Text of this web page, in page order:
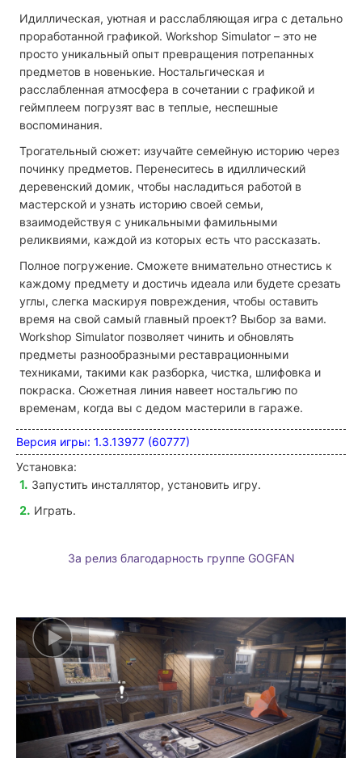
Идиллическая, уютная и расслабляющая игра с детально
проработанной графикой. Workshop Simulator – это не
просто уникальный опыт превращения потрепанных
предметов в новенькие. Ностальгическая и
расслабленная атмосфера в сочетании с графикой и
геймплеем погрузят вас в теплые, неспешные
воспоминания.
Трогательный сюжет: изучайте семейную историю через
починку предметов. Перенеситесь в идиллический
деревенский домик, чтобы насладиться работой в
мастерской и узнать историю своей семьи,
взаимодействуя с уникальными фамильными
реликвиями, каждой из которых есть что рассказать.
Полное погружение. Сможете внимательно отнестись к
каждому предмету и достичь идеала или будете срезать
углы, слегка маскируя повреждения, чтобы оставить
время на свой самый главный проект? Выбор за вами.
Workshop Simulator позволяет чинить и обновлять
предметы разнообразными реставрационными
техниками, такими как разборка, чистка, шлифовка и
покраска. Сюжетная линия навеет ностальгию по
временам, когда вы с дедом мастерили в гараже.
Версия игры: 1.3.13977 (60777)
Установка:
Запустить инсталлятор, установить игру.
Играть.
За релиз благодарность группе GOGFAN